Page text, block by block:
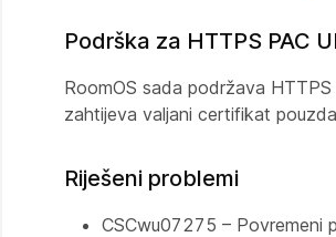
Podrška za HTTPS PAC
RoomOS sada podržava
zahtijeva valjani certifikat
Riješeni problemi
CSCwu07275 – Povremeni